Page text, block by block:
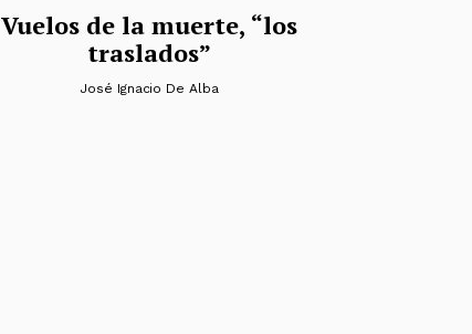
Vuelos de la muerte, “los
traslados”
José Ignacio De Alba